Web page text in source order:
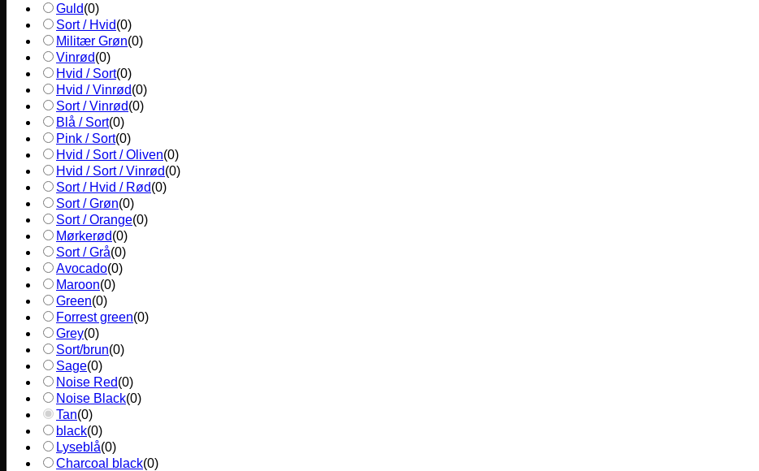
Guld(0)
Sort / Hvid(0)
Militær Grøn(0)
Vinrød(0)
Hvid / Sort(0)
Hvid / Vinrød(0)
Sort / Vinrød(0)
Blå / Sort(0)
Pink / Sort(0)
Hvid / Sort / Oliven(0)
Hvid / Sort / Vinrød(0)
Sort / Hvid / Rød(0)
Sort / Grøn(0)
Sort / Orange(0)
Mørkerød(0)
Sort / Grå(0)
Avocado(0)
Maroon(0)
Green(0)
Forrest green(0)
Grey(0)
Sort/brun(0)
Sage(0)
Noise Red(0)
Noise Black(0)
Tan(0)
black(0)
Lyseblå(0)
Charcoal black(0)